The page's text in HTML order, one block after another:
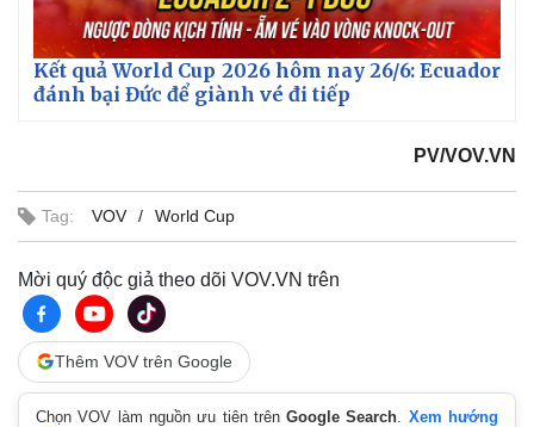
Kết quả World Cup 2026 hôm nay 26/6: Ecuador
đánh bại Đức để giành vé đi tiếp
PV/VOV.VN
Tag: VOV World Cup
Mời quý độc giả theo dõi VOV.VN trên
Thêm VOV trên Google
Chọn VOV làm nguồn ưu tiên trênGoogle Search
Xem hướng